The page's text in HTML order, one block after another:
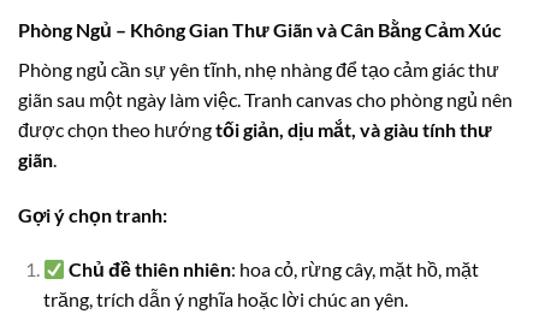
Phòng Ngủ – Không Gian Thư Giãn và Cân Bằng Cảm Xúc
Phòng ngủ cần sự yên tĩnh, nhẹ nhàng để tạo cảm giác thư
giãn sau một ngày làm việc. Tranh canvas cho phòng ngủ nên
được chọn theo hướngtối giản, dịu mắt, và giàu tính thư
giãn.
Gợi ý chọn tranh:
Chủ đề thiên nhiên: hoa cỏ, rừng cây, mặt hồ, mặt
trăng, trích dẫn ý nghĩa hoặc lời chúc an yên.